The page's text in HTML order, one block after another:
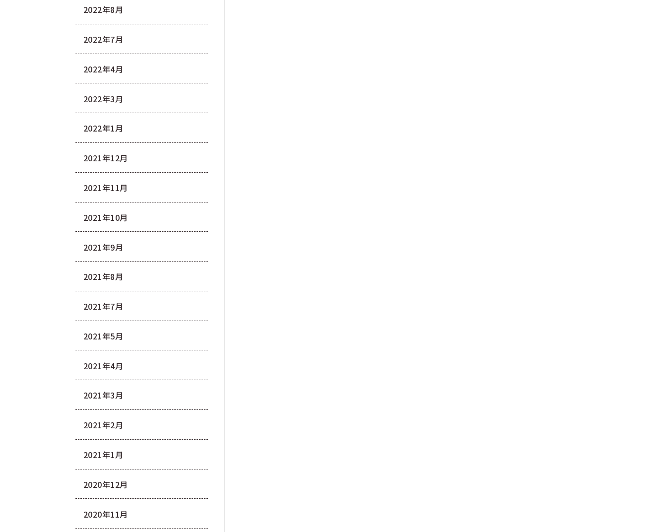
2022年8月
2022年7月
2022年4月
2022年3月
2022年1月
2021年12月
2021年11月
2021年10月
2021年9月
2021年8月
2021年7月
2021年5月
2021年4月
2021年3月
2021年2月
2021年1月
2020年12月
2020年11月